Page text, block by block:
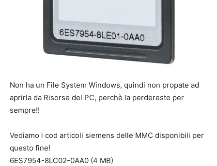
Non ha un File System Windows, quindi non propate ad
aprirla da Risorse del PC, perchè la perdereste per
sempre!!
Vediamo i cod articoli siemens delle MMC disponibili per
questo fine!
6ES7954-8LC02-0AA0 (4 MB)